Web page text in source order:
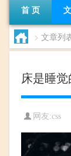
首 页
> 文章列
床是睡
网友:css